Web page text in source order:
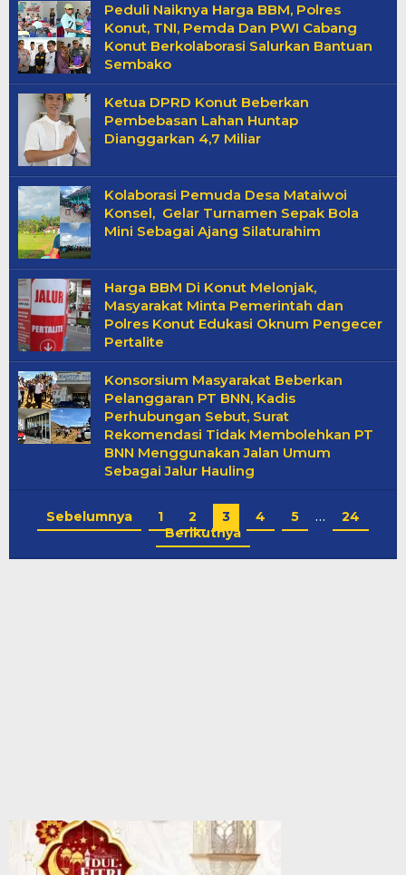
Peduli Naiknya Harga BBM, Polres
Konut, TNI, Pemda Dan PWI Cabang
Konut Berkolaborasi Salurkan Bantuan
Sembako
Ketua DPRD Konut Beberkan
Pembebasan Lahan Huntap
Dianggarkan 4,7 Miliar
Kolaborasi Pemuda Desa Mataiwoi
Konsel, Gelar Turnamen Sepak Bola
Mini Sebagai Ajang Silaturahim
Harga BBM Di Konut Melonjak,
Masyarakat Minta Pemerintah dan
Polres Konut Edukasi Oknum Pengecer
Pertalite
Konsorsium Masyarakat Beberkan
Pelanggaran PT BNN, Kadis
Perhubungan Sebut, Surat
Rekomendasi Tidak Membolehkan PT
BNN Menggunakan Jalan Umum
Sebagai Jalur Hauling
Sebelumnya 1 2 3 4 5 …
24
Berikutnya